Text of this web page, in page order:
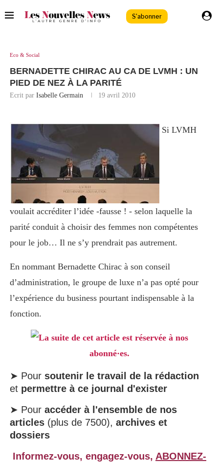
S'abonner
Eco & Social
BERNADETTE CHIRAC AU CA DE LVMH : UN
PIED DE NEZ À LA PARITÉ
Ecrit par Isabelle Germain 19 avril 2010
Si LVMH
voulait accréditer l’idée -fausse ! - selon laquelle la
parité conduit à choisir des femmes non compétentes
pour le job… Il ne s’y prendrait pas autrement.
En nommant Bernadette Chirac à son conseil
d’administration, le groupe de luxe n’a pas opté pour
l’expérience du business pourtant indispensable à la
fonction.
La suite de cet article est réservée à nos
abonné·es.
➤ Pour soutenir le travail de la rédaction
et permettre à ce journal d'exister
➤ Pour accéder à l'ensemble de nos
articles (plus de 7500), archives et
dossiers
Informez-vous, engagez-vous, ABONNEZ-